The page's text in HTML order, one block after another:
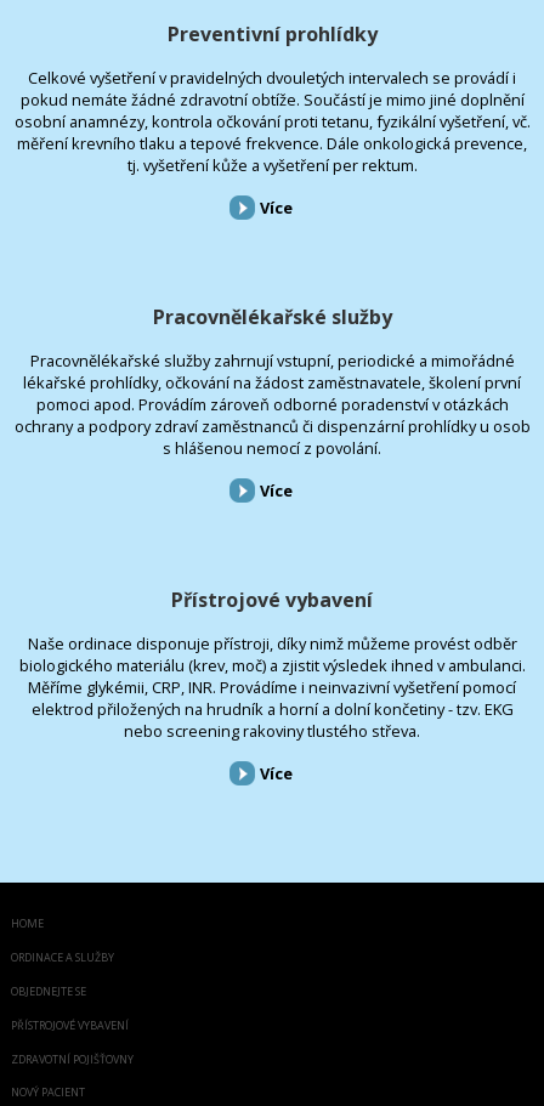
Preventivní prohlídky
Celkové vyšetření v pravidelných dvouletých intervalech se provádí i
pokud nemáte žádné zdravotní obtíže. Součástí je mimo jiné doplnění
osobní anamnézy, kontrola očkování proti tetanu, fyzikální vyšetření, vč.
měření krevního tlaku a tepové frekvence. Dále onkologická prevence,
tj. vyšetření kůže a vyšetření per rektum.
Více
Pracovnělékařské služby
Pracovnělékařské služby zahrnují vstupní, periodické a mimořádné
lékařské prohlídky, očkování na žádost zaměstnavatele, školení první
pomoci apod. Provádím zároveň odborné poradenství v otázkách
ochrany a podpory zdraví zaměstnanců či dispenzární prohlídky u osob
s hlášenou nemocí z povolání.
Více
Přístrojové vybavení
Naše ordinace disponuje přístroji, díky nimž můžeme provést odběr
biologického materiálu (krev, moč) a zjistit výsledek ihned v ambulanci.
Měříme glykémii, CRP, INR. Provádíme i neinvazivní vyšetření pomocí
elektrod přiložených na hrudník a horní a dolní končetiny - tzv. EKG
nebo screening rakoviny tlustého střeva.
Více
HOME
ORDINACE A SLUŽBY
OBJEDNEJTE SE
PŘÍSTROJOVÉ VYBAVENÍ
ZDRAVOTNÍ POJIŠŤOVNY
NOVÝ PACIENT